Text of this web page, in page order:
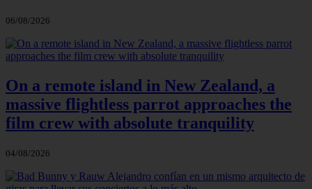
06/08/2026
On a remote island in New Zealand, a
massive flightless parrot approaches the
film crew with absolute tranquility
04/08/2026